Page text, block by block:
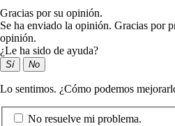
Gracias por su opinión.
Se ha enviado la opinión. Gracias por
opinión.
¿Le ha sido de ayuda?
Sí No
Lo sentimos. ¿Cómo podemos
No resuelve mi problema.